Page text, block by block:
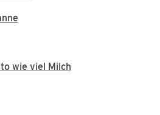
wie viel Milch